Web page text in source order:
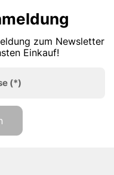
zum Newsletter
Einkauf!
(*)